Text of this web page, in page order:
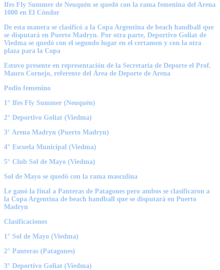
Ifes Fly Summer de Neuquén se quedó con la rama femenina del Arena
1000 en El Cóndor
De esta manera se clasificó a la Copa Argentina de beach handball que
se disputará en Puerto Madryn. Por otra parte, Deportivo Goliat de
Viedma se quedó con el segundo lugar en el certamen y con la otra
plaza para la Copa
Estuvo presente en representación de la Secretaría de Deporte el Prof.
Mauro Cornejo, referente del Área de Deporte de Arena
Podio femenino
1° Ifes Fly Summer (Neuquén)
2° Deportivo Goliat (Viedma)
3° Arena Madryn (Puerto Madryn)
4° Escuela Municipal (Viedma)
5° Club Sol de Mayo (Viedma)
Sol de Mayo se quedó con la rama masculina
Le ganó la final a Panteras de Patagones pero ambos se clasificaron a
la Copa Argentina de beach handball que se disputará en Puerto
Madryn
Clasificaciones
1° Sol de Mayo (Viedma)
2° Panteras (Patagones)
3° Deportivo Goliat (Viedma)